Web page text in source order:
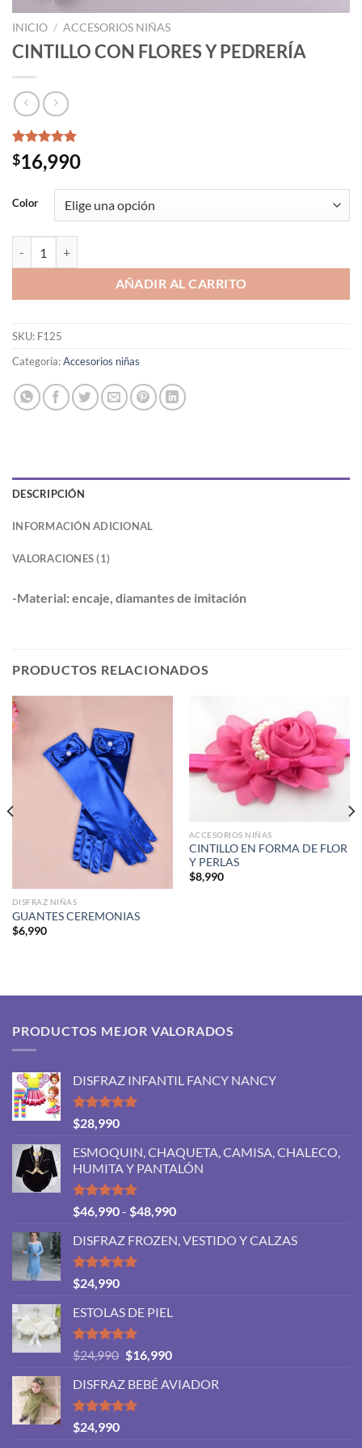
INICIO / ACCESORIOS NIÑAS
CINTILLO CON FLORES Y PEDRERÍA
Valorado
con5.00
1
valoración
$16,990
Color
AÑADIR AL CARRITO
SKU: F125
Categoría:Accesorios niñas
DESCRIPCIÓN
INFORMACIÓN ADICIONAL
VALORACIONES (1)
-Material: encaje, diamantes de imitación
PRODUCTOS RELACIONADOS
DISFRAZ NIÑAS
GUANTES CEREMONIAS
$6,990
ACCESORIOS NIÑAS
CINTILLO EN FORMA DE FLOR
Y PERLAS
$8,990
PRODUCTOS MEJOR VALORADOS
DISFRAZ INFANTIL FANCY NANCY
Valorado
con
de 5
$28,990
ESMOQUIN, CHAQUETA, CAMISA, CHALECO,
HUMITA Y PANTALÓN
Valorado
con
de 5
$46,990- $48,990Rango
precios:
DISFRAZ FROZEN, VESTIDO Y CALZAS
Valorado
con
de 5
$24,990
ESTOLAS DE PIEL
Valorado
con
de 5
$24,990 El
original
era:
$16,990El
actual
DISFRAZ BEBÉ AVIADOR
Valorado
con
$24,990